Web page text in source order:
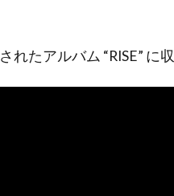
たアルバム “RISE” に